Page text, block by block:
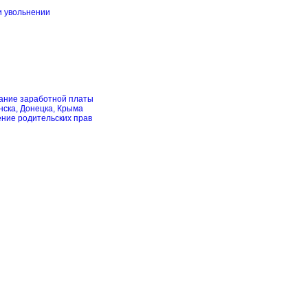
увольнении
заработной платы
Донецка, Крыма
родительских прав